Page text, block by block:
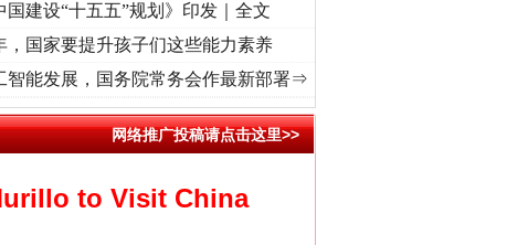
视频]牢记初心使命 奋进复兴征程丨“转折之城”激荡..
国建设“十五五”规划》印发｜全文
，国家要提升孩子们这些能力素养
智能发展，国务院常务会作最新部署⇒
网络推广投稿请点击这里>>
to Visit China